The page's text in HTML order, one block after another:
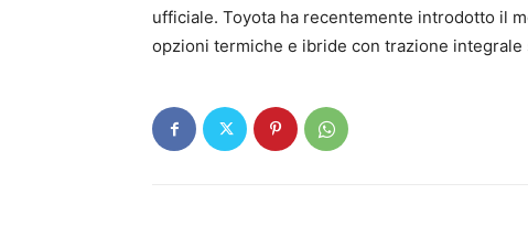
ufficiale. Toyota ha recentemente introdotto il
opzioni termiche e ibride con trazione integrale